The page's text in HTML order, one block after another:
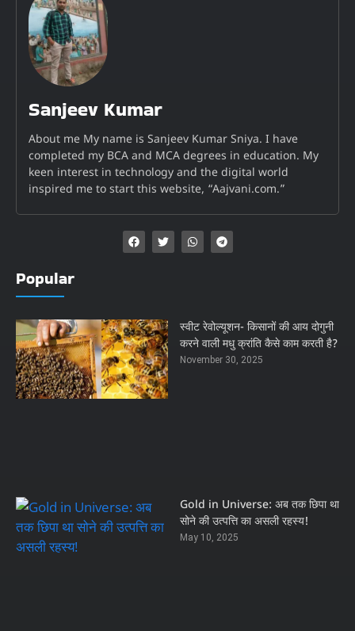
Sanjeev Kumar
About me My name is Sanjeev Kumar Sniya. I have
completed my BCA and MCA degrees in education. My
keen interest in technology and the digital world
inspired me to start this website, “Aajvani.com.”
Popular
स्वीट रेवोल्यूशन- किसानों की आय दोगुनी
करने वाली मधु क्रांति कैसे काम करती है?
November 30, 2025
Gold in Universe: अब तक छिपा था
सोने की उत्पत्ति का असली रहस्य!
May 10, 2025